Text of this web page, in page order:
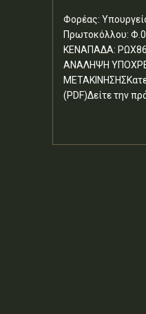
Φορέας:
Πρωτοκόλλου:
ΚΕΝΑΠΑΔΑ:
ΑΝΑΛΗΨΗ
(PDF)Δείτε την